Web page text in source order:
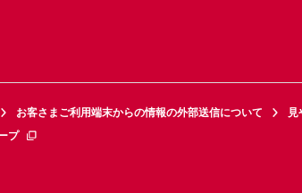
お客さまご利用端末からの情報の外部送信について
見
プ